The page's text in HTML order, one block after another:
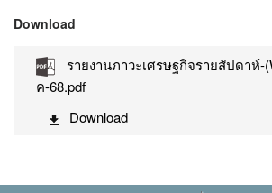
Download
รายงานภาวะเศรษฐกิจรายสัปดาห์
ค-68.pdf
Download